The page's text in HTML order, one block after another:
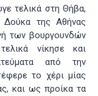
τελικά στη Θήβα,
της Αθήνας
των βουργουνδών
νίκησε και
από την
το χέρι μίας
και ως προίκα τα